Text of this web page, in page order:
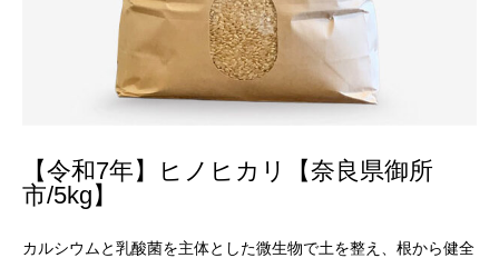
【令和7年】ヒノヒカリ【奈良県御所
市/5kg】
カルシウムと乳酸菌を主体とした微生物で土を整え、根から健全